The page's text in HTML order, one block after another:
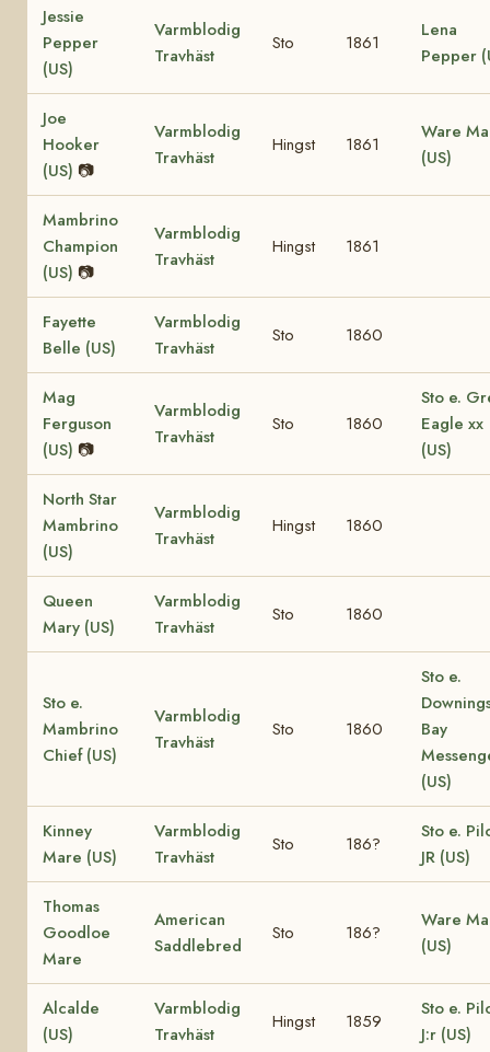
Jessie
Pepper
(US)
Varmblodig
Travhäst
Sto 1861
Lena
Pepper
Joe
Hooker
(US) 📷
Varmblodig
Travhäst
Hingst 1861
Ware
(US)
Mambrino
Champion
(US) 📷
Varmblodig
Travhäst
Hingst 1861
Fayette
Belle (US)
Varmblodig
Travhäst
Sto 1860
Mag
Ferguson
(US) 📷
Varmblodig
Travhäst
Sto 1860
Sto e.
Eagle xx
(US)
North Star
Mambrino
(US)
Varmblodig
Travhäst
Hingst 1860
Queen
Mary (US)
Varmblodig
Travhäst
Sto 1860
Sto e.
Mambrino
Chief (US)
Varmblodig
Travhäst
Sto 1860
Sto e.
Bay
(US)
Kinney
Mare (US)
Varmblodig
Travhäst
Sto 186?
Sto e.
JR (US)
Thomas
Goodloe
Mare
American
Saddlebred
Sto 186?
Ware
(US)
Alcalde
(US)
Varmblodig
Travhäst
Hingst 1859
Sto e.
J:r (US)